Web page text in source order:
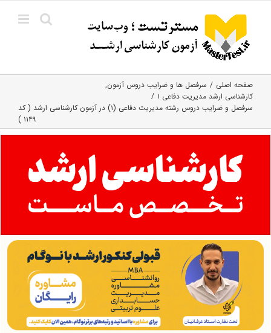
content
صفحه اصلی
سرفصل ها و ضرایب دروس آزمون
کارشناسی ارشد مدیریت دفاعی ۱
سرفصل و ضرایب دروس رشته مدیریت دفاعی (۱) در آزمون کارشناسی ارشد ( کد
۱۱۴۹ )